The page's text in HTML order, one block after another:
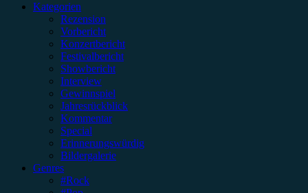
Kategorien
Rezension
Vorbericht
Konzertbericht
Festivalbericht
Showbericht
Interview
Gewinnspiel
Jahresrückblick
Kommentar
Special
Erinnerungswürdig
Bildergalerie
Genres
#Rock